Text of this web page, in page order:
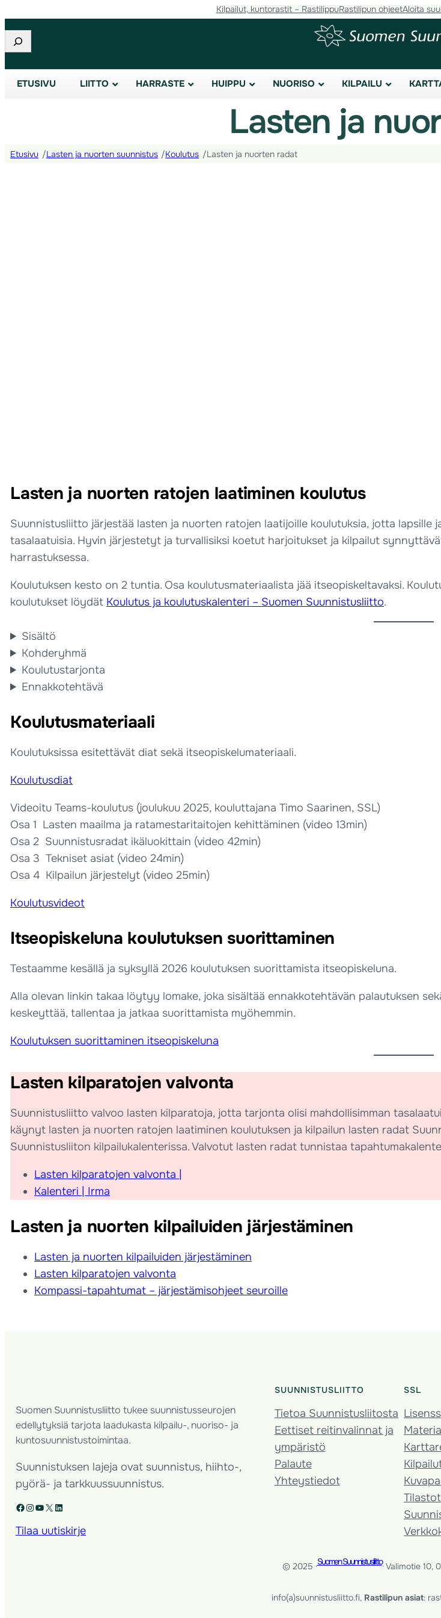
Kilpailut, kuntorastit – RastilippuRastilipun ohjeetAloita
Etsi
ETUSIVU LIITTO HARRASTE HUIPPU NUORISO KILPAILU
Lasten ja
Etusivu /Lasten ja nuorten suunnistus /Koulutus /Lasten ja nuorten radat
Lasten ja nuorten ratojen laatiminen koulutus
Suunnistusliitto järjestää lasten ja nuorten ratojen laatijoille koulutuksia, jotta
tasalaatuisia. Hyvin järjestetyt ja turvallisiksi koetut harjoitukset ja kilpailut
harrastuksessa.
Koulutuksen kesto on 2 tuntia. Osa koulutusmateriaalista jää itseopiskeltavaksi.
koulutukset löydät Koulutus ja koulutuskalenteri – Suomen Suunnistusliitto.
Sisältö
Kohderyhmä
Koulutustarjonta
Ennakkotehtävä
Koulutusmateriaali
Koulutuksissa esitettävät diat sekä itseopiskelumateriaali.
Koulutusdiat
Videoitu Teams-koulutus (joulukuu 2025, kouluttajana Timo Saarinen, SSL)
Osa 1 Lasten maailma ja ratamestaritaitojen kehittäminen (video 13min)
Osa 2 Suunnistusradat ikäluokittain (video 42min)
Osa 3 Tekniset asiat (video 24min)
Osa 4 Kilpailun järjestelyt (video 25min)
Koulutusvideot
Itseopiskeluna koulutuksen suorittaminen
Testaamme kesällä ja syksyllä 2026 koulutuksen suorittamista itseopiskeluna.
Alla olevan linkin takaa löytyy lomake, joka sisältää ennakkotehtävän palautuksen
keskeyttää, tallentaa ja jatkaa suorittamista myöhemmin.
Koulutuksen suorittaminen itseopiskeluna
Lasten kilparatojen valvonta
Suunnistusliitto valvoo lasten kilparatoja, jotta tarjonta olisi mahdollisimman
käynyt lasten ja nuorten ratojen laatiminen koulutuksen ja kilpailun lasten radat
Suunnistusliiton kilpailukalenterissa. Valvotut lasten radat tunnistaa
Lasten kilparatojen valvonta |
Kalenteri | Irma
Lasten ja nuorten kilpailuiden järjestäminen
Lasten ja nuorten kilpailuiden järjestäminen
Lasten kilparatojen valvonta
Kompassi-tapahtumat – järjestämisohjeet seuroille
Suomen Suunnistusliitto tukee suunnistusseurojen
edellytyksiä tarjota laadukasta kilpailu-, nuoriso- ja
kuntosuunnistustoimintaa.
Suunnistuksen lajeja ovat suunnistus, hiihto-,
pyörä- ja tarkkuussuunnistus.
Facebook Instagram YouTube X LinkedIn
Tilaa uutiskirje
SUUNNISTUSLIITTO
Tietoa Suunnistusliitosta
Eettiset reitinvalinnat ja
ympäristö
Palaute
Yhteystiedot
SSL
Tilastot
© 2025 ·Suomen Suunnistusliitto· Valimotie 10,
info(a)suunnistusliitto.fi, Rastilipun asiat: